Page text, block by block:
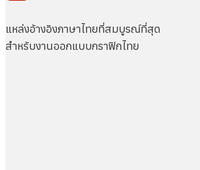
แหล่งอ้างอิงภาษาไทยที่สมบูรณ์ที่สุด
สำหรับงานออกแบบกราฟิกไทย